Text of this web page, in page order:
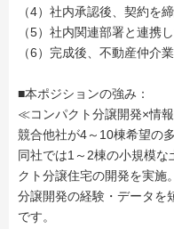
（4）社内承認後、契約を
（5）社内関連部署と連携
（6）完成後、不動産仲介
■本ポジションの強み：
≪コンパクト分譲開発×情
競合他社が4～10棟希望の
同社では1～2棟の小規模
クト分譲住宅の開発を実施。
分譲開発の経験・データを
です。